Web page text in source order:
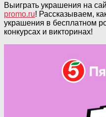
Выиграть украшения на
promo.ru! Рассказываем,
украшения в бесплатном
конкурсах и викторинах!